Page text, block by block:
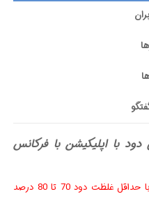
با اپلیکیشن با فرکانس
توجه : این سنسور نیمه صنعتی بوده و با حداقل غلظت دود 70 تا 80 درصد